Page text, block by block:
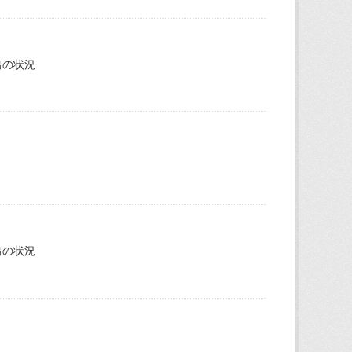
状況
状況